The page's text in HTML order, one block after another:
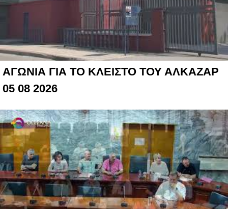
ΑΓΩΝΙΑ ΓΙΑ ΤΟ ΚΛΕΙΣΤΟ ΤΟΥ ΑΛΚΑΖΑΡ
05 08 2026